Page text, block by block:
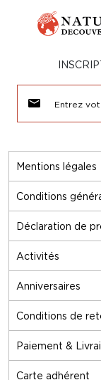
Mentions légales
Conditions
Déclaration de
Activités
Anniversaires
Conditions de
Paiement &
Carte adhérent